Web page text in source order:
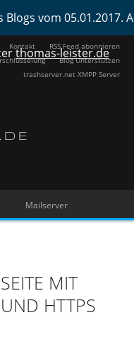
vom 05.01.2017.
thomas-leister.de
RSS Feed abonnieren
Kontakt
Blog Unterstützen
trashserver.net XMPP Server
Mailserver
MIT
HTTPS